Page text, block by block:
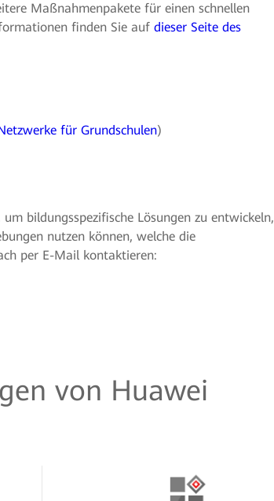
Maßnahmenpakete für einen schnellen
finden Sie aufdieser Seite des
für Grundschulen)
bildungsspezifische Lösungen zu entwickeln,
nutzen können, welche die
per E-Mail kontaktieren:
von Huawei